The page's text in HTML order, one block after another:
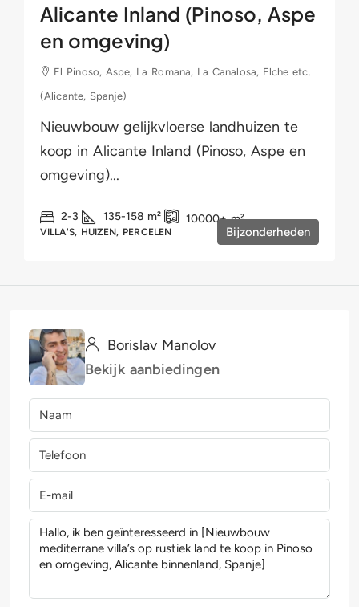
Alicante Inland (Pinoso, Aspe
en omgeving)
El Pinoso, Aspe, La Romana, La Canalosa, Elche etc.
(Alicante, Spanje)
Nieuwbouw gelijkvloerse landhuizen te
koop in Alicante Inland (Pinoso, Aspe en
omgeving)...
2-3 135-158 m² 10000+m²
VILLA'S, HUIZEN, PERCELEN Bijzonderheden
Borislav Manolov
Bekijk aanbiedingen